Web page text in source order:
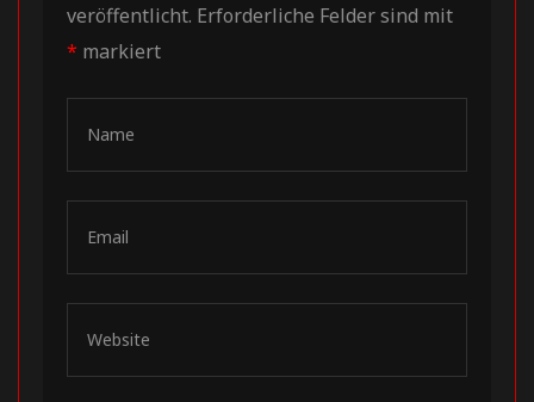
veröffentlicht. Erforderliche Felder sind mit
* markiert